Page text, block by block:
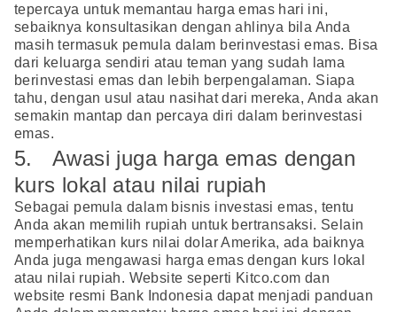
tepercaya untuk memantau harga emas hari ini,
sebaiknya konsultasikan dengan ahlinya bila Anda
masih termasuk pemula dalam berinvestasi emas. Bisa
dari keluarga sendiri atau teman yang sudah lama
berinvestasi emas dan lebih berpengalaman. Siapa
tahu, dengan usul atau nasihat dari mereka, Anda akan
semakin mantap dan percaya diri dalam berinvestasi
emas.
5. Awasi juga harga emas dengan
kurs lokal atau nilai rupiah
Sebagai pemula dalam bisnis investasi emas, tentu
Anda akan memilih rupiah untuk bertransaksi. Selain
memperhatikan kurs nilai dolar Amerika, ada baiknya
Anda juga mengawasi harga emas dengan kurs lokal
atau nilai rupiah. Website seperti Kitco.com dan
website resmi Bank Indonesia dapat menjadi panduan